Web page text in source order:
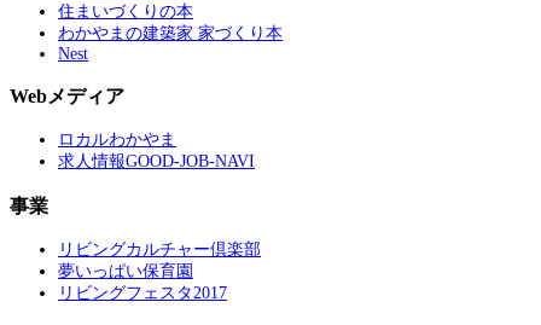
住まいづくりの本
わかやまの建築家 家づくり本
Nest
Webメディア
ロカルわかやま
求人情報GOOD-JOB-NAVI
事業
リビングカルチャー倶楽部
夢いっぱい保育園
リビングフェスタ2017